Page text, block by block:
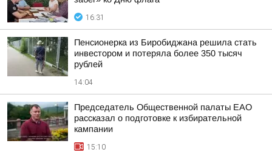
16:31
Пенсионерка из Биробиджана решила стать
инвестором и потеряла более 350 тысяч
рублей
14:04
Председатель Общественной палаты ЕАО
рассказал о подготовке к избирательной
кампании
15:10